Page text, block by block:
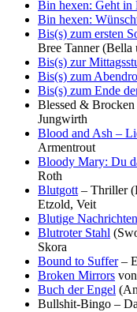
Bin hexen: Geht in
Bin hexen:
Bis(s) zum ersten
Bree Tanner
Bis(s) zur
Bis(s) zum
Bis(s) zum Ende
Blessed &
Jungwirth
Blood and Ash –
Armentrout
Bloody Mary: Du
Roth
Blutgott – Thriller
Etzold, Veit
Blutige Nachrichten
Blutroter Stahl
Skora
Bound to Suffer–
Broken Mirrors
Buch der Engel
Bullshit-Bingo –